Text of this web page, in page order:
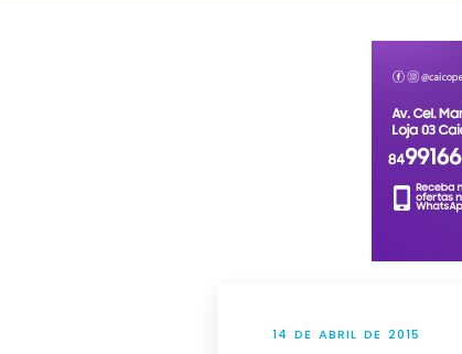
14 DE ABRIL DE 2015